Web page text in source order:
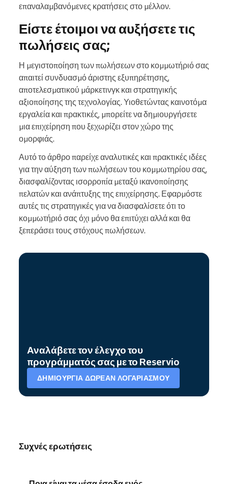
επαναλαμβανόμενες κρατήσεις στο μέλλον.
Είστε έτοιμοι να αυξήσετε τις
πωλήσεις σας;
Η μεγιστοποίηση των πωλήσεων στο κομμωτήριό σας
απαιτεί συνδυασμό άριστης εξυπηρέτησης,
αποτελεσματικού μάρκετινγκ και στρατηγικής
αξιοποίησης της τεχνολογίας. Υιοθετώντας καινοτόμα
εργαλεία και πρακτικές, μπορείτε να δημιουργήσετε
μια επιχείρηση που ξεχωρίζει στον χώρο της
ομορφιάς.
Αυτό το άρθρο παρείχε αναλυτικές και πρακτικές ιδέες
για την αύξηση των πωλήσεων του κομμωτηρίου σας,
διασφαλίζοντας ισορροπία μεταξύ ικανοποίησης
πελατών και ανάπτυξης της επιχείρησης. Εφαρμόστε
αυτές τις στρατηγικές για να διασφαλίσετε ότι το
κομμωτήριό σας όχι μόνο θα επιτύχει αλλά και θα
ξεπεράσει τους στόχους πωλήσεων.
Αναλάβετε τον έλεγχο του
προγράμματός σας με το Reservio
ΔΗΜΙΟΥΡΓΊΑ ΔΩΡΕΆΝ ΛΟΓΑΡΙΑΣΜΟΎ
Συχνές ερωτήσεις